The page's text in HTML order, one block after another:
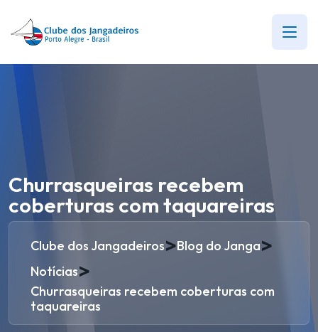
Churrasqueiras recebem
coberturas com taquareiras
Clube dos Jangadeiros>Blog do Janga>
Notícias>
Churrasqueiras recebem coberturas com
taquareiras